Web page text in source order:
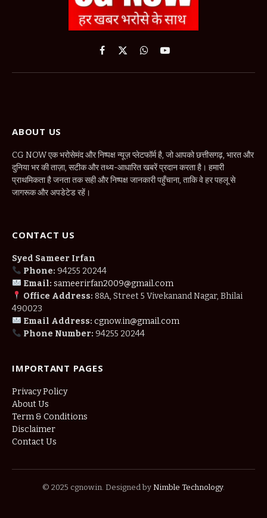
Facebook
X
WhatsApp
YouTube
ABOUT US
CG NOW एक भरोसेमंद और निष्पक्ष न्यूज़ प्लेटफॉर्म है, जो आपको छत्तीसगढ़, भारत और
दुनिया भर की ताज़ा, सटीक और तथ्य-आधारित खबरें प्रदान करता है। हमारी
प्राथमिकता है जनता तक सही और निष्पक्ष जानकारी पहुँचाना, ताकि वे हर पहलू से
जागरूक और अपडेटेड रहें।
CONTACT US
Syed Sameer Irfan
Phone: 94255 20244
Email: sameerirfan2009@gmail.com
Office Address: 88A, Street 5 Vivekanand Nagar, Bhilai
490023
Email Address: cgnow.in@gmail.com
Phone Number: 94255 20244
IMPORTANT PAGES
Privacy Policy
About Us
Term & Conditions
Disclaimer
Contact Us
© 2025 cgnow.in. Designed by Nimble Technology.